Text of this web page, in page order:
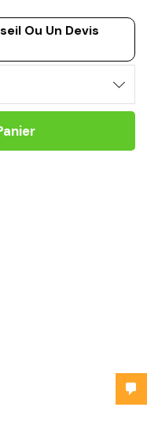
Ou Un Devis